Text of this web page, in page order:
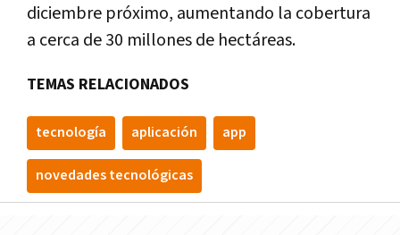
diciembre próximo, aumentando la cobertura
a cerca de 30 millones de hectáreas.
TEMAS RELACIONADOS
tecnologí­a aplicación app
novedades tecnológicas